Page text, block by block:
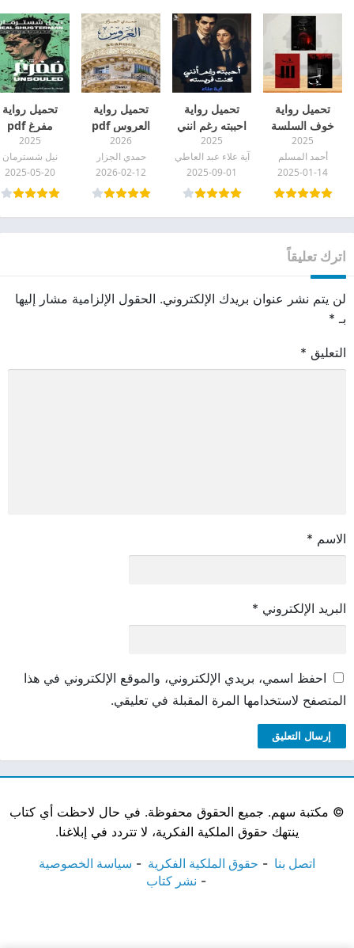
تحميل رواية
خوف السلسة
كاملة جميع
الاجزاء pdf
2025
أحمد المسلم
2025-01-14
تحميل رواية
احببته رغم انني
كنت فريسته pdf
2025
آية علاء عبد العاطي
2025-09-01
تحميل رواية
العروس pdf
2026
حمدي الجزار
2026-02-12
تحميل رواية
مفرغ pdf
2025
نيل شسترمان
2025-05-20
اترك تعليقاً
لن يتم نشر عنوان بريدك الإلكتروني. الحقول الإلزامية مشار إليها
بـ *
التعليق *
الاسم *
البريد الإلكتروني *
احفظ اسمي، بريدي الإلكتروني، والموقع الإلكتروني في هذا
المتصفح لاستخدامها المرة المقبلة في تعليقي.
© مكتبة سهم. جميع الحقوق محفوظة. في حال لاحظت أي كتاب
ينتهك حقوق الملكية الفكرية، لا تتردد في إبلاغنا.
اتصل بنا حقوق الملكية الفكرية
سياسة الخصوصية
نشر كتاب